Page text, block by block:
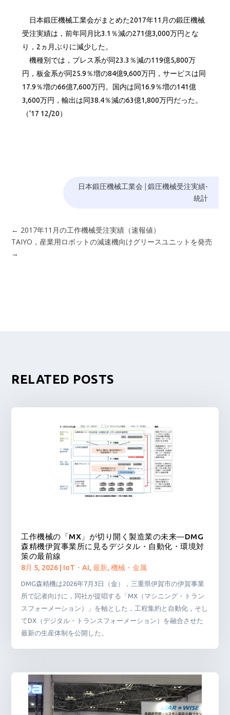
日本鍛圧機械工業会がまとめた2017年11月の鍛圧機械
受注実績は，前年同月比3.1％減の271億3,000万円とな
り，2ヵ月ぶりに減少した。
機種別では，プレス系が同23.3％減の119億5,800万
円，板金系が同25.9％増の84億9,600万円，サービスは同
17.9％増の66億7,600万円。国内は同16.9％増の141億
3,600万円，輸出は同38.4％減の63億1,800万円だった。
（’17 12/20）
日本鍛圧機械工業会
鍛圧機械受注実績-
統計
← 2017年11月の工作機械受注実績（速報値）
TAIYO，産業用ロボットの減速機向けグリースユニットを発売
→
RELATED POSTS
工作機械の「MX」が切り開く製造業の未来―DMG
森精機伊賀事業所に見るデジタル・自動化・環境対
策の最前線
8月 5, 2026 IoT・AI,最新,機械・金属
DMG森精機は2026年7月3日（金），三重県伊賀市の伊賀事業
所で記者向けに，同社が提唱する「MX（マシニング・トラン
スフォーメーション）」を軸とした，工程集約と自動化，そし
てDX（デジタル・トランスフォーメーション）を融合させた
最新の生産体制を公開した。